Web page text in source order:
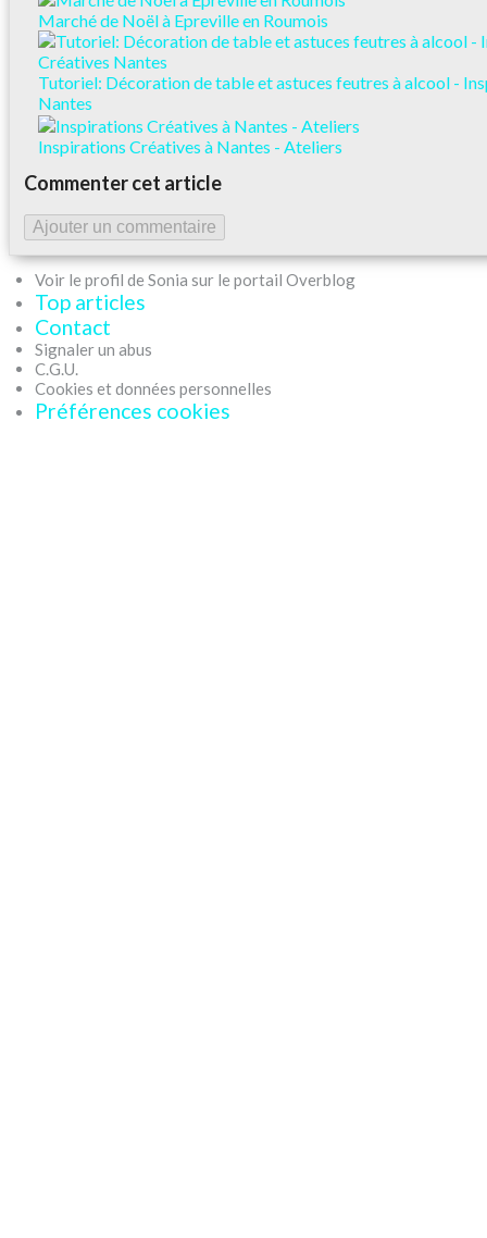
Marché de Noël à Epreville en Roumois
Tutoriel: Décoration de table et astuces feutres à alcool -
Nantes
Inspirations Créatives à Nantes - Ateliers
Commenter cet article
Ajouter un commentaire
Voir le profil de Sonia sur le portail Overblog
Top articles
Contact
Signaler un abus
C.G.U.
Cookies et données personnelles
Préférences cookies